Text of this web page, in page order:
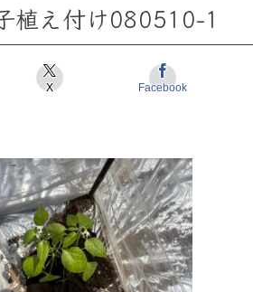
植え付け080510-1
X Facebook